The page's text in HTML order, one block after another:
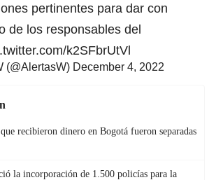
pertinentes para dar con
de los responsables del
k2SFbrUtVl
(@AlertasW) December 4, 2022
recibieron dinero en Bogotá fueron separadas
la incorporación de 1.500 policías para la